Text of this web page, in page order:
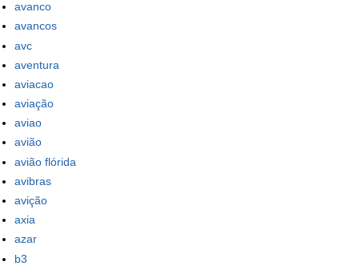
avanco
avancos
avc
aventura
aviacao
aviação
aviao
avião
avião flórida
avibras
avição
axia
azar
b3